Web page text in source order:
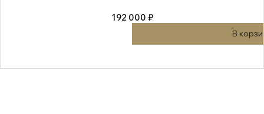
192 000 ₽
В